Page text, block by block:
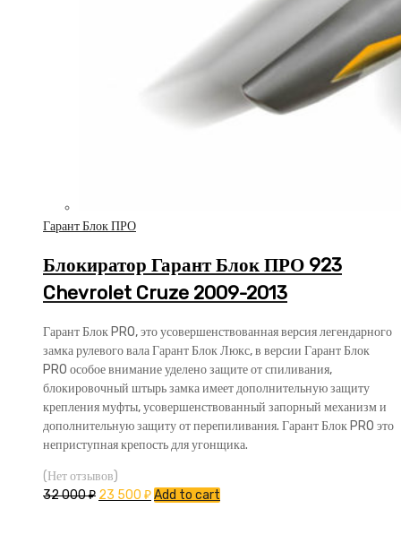
Гарант Блок ПРО
Блокиратор Гарант Блок ПРО 923
Chevrolet Cruze 2009-2013
Гарант Блок PRO, это усовершенствованная версия легендарного
замка рулевого вала Гарант Блок Люкс, в версии Гарант Блок
PRO особое внимание уделено защите от спиливания,
блокировочный штырь замка имеет дополнительную защиту
крепления муфты, усовершенствованный запорный механизм и
дополнительную защиту от перепиливания. Гарант Блок PRO это
неприступная крепость для угонщика.
(Нет отзывов)
32 000₽ 23 500 ₽Add to cart